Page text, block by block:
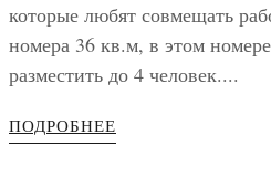
которые любят совмещать
номера 36 кв.м, в этом
разместить до 4 человек....
ПОДРОБНЕЕ